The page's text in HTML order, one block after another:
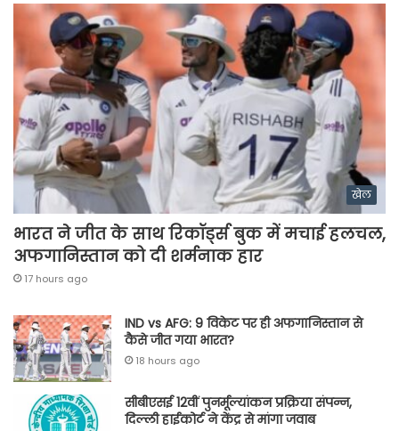
खेल
भारत ने जीत के साथ रिकॉर्ड्स बुक में मचाई हलचल,
अफगानिस्तान को दी शर्मनाक हार
17 hours ago
IND vs AFG: 9 विकेट पर ही अफगानिस्तान से
कैसे जीत गया भारत?
18 hours ago
सीबीएसई 12वीं पुनर्मूल्यांकन प्रक्रिया संपन्न,
दिल्ली हाईकोर्ट ने केंद्र से मांगा जवाब